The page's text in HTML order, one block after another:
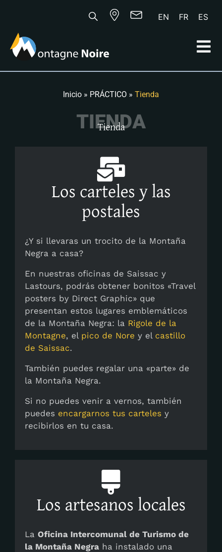
EN FR ES
Inicio » PRÁCTICO » Tienda
TIENDA
Tienda
Los carteles y las
postales
¿Y si llevaras un trocito de la Montaña
Negra a casa?
En nuestras oficinas de Saissac y
Lastours, podrás obtener bonitos «Travel
posters by Direct Graphic» que
presentan estos lugares emblemáticos
de la Montaña Negra: la Rigole de la
Montagne, el pico de Nore y el castillo
de Saissac.
También puedes regalar una «parte» de
la Montaña Negra.
Si no puedes venir a vernos, también
puedes encargarnos tus carteles y
recibirlos en tu casa.
Los artesanos locales
La Oficina Intercomunal de Turismo de
la Montaña Negra ha instalado una